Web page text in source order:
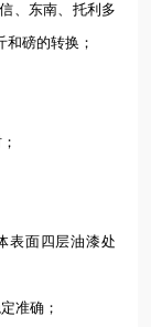
、东南、托利多
磅的转换；
表面四层油漆处
准确；